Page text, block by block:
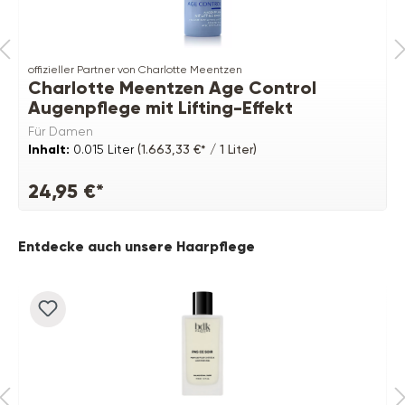
offizieller Partner von Charlotte Meentzen
Charlotte Meentzen Age Control
Augenpflege mit Lifting-Effekt
Für Damen
Inhalt: 0.015 Liter(1.663,33 €* / 1 Liter)
24,95 €*
Produktgalerie überspringen
Entdecke auch unsere Haarpflege